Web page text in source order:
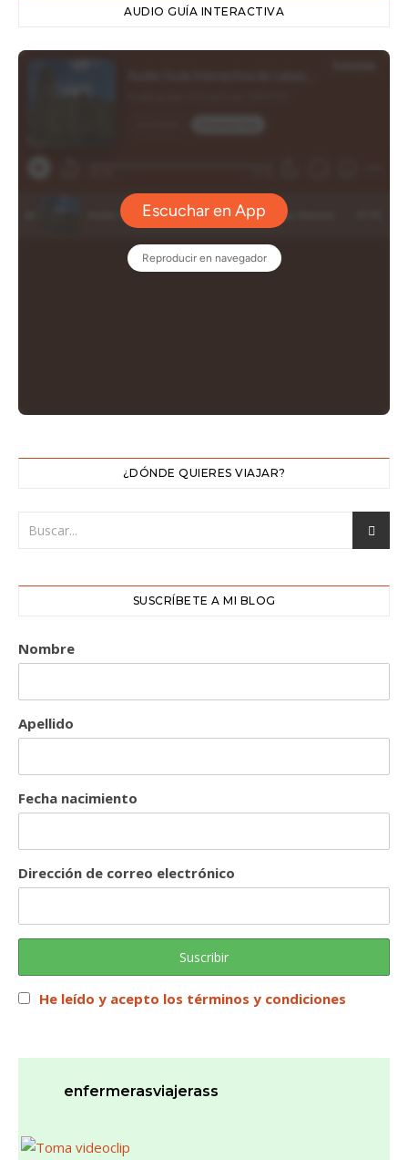
AUDIO GUÍA INTERACTIVA
¿DÓNDE QUIERES VIAJAR?
SUSCRÍBETE A MI BLOG
Nombre
Apellido
Fecha nacimiento
Dirección de correo electrónico
He leído y acepto los términos y condiciones
enfermerasviajerass